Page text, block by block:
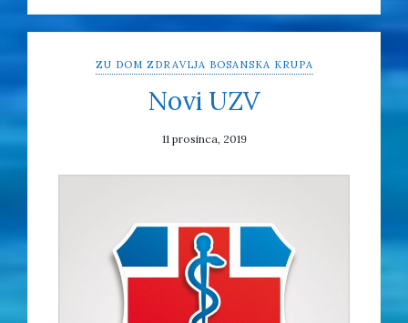
ZU DOM ZDRAVLJA BOSANSKA KRUPA
Novi UZV
11 prosinca, 2019